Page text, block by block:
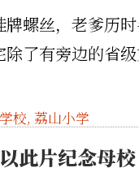
螺丝，老爹历
了有旁边的省
校, 荔山小学
此片纪念母校